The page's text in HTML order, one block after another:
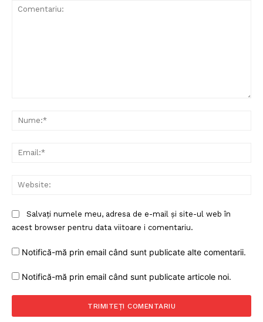
Despre noi / Echipa
Contact
Salvați numele meu, adresa de e-mail și site-ul web în
acest browser pentru data viitoare i comentariu.
Notifică-mă prin email când sunt publicate alte comentarii.
Notifică-mă prin email când sunt publicate articole noi.